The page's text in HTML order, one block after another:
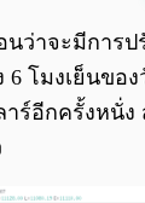
นว่าจะมีการป
6 โมงเย็นขอ
าร์อีกครั้งหนั่